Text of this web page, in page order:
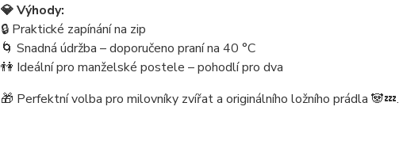
💎 Výhody:
🔒 Praktické zapínání na zip
🌀 Snadná údržba – doporučeno praní na 40 °C
👫 Ideální pro manželské postele – pohodlí pro dva
🎁 Perfektní volba pro milovníky zvířat a originálního ložního prádla 🐼💤.